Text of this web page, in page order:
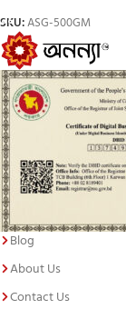
SKU:ASG-500GM
Blog
About Us
Contact Us